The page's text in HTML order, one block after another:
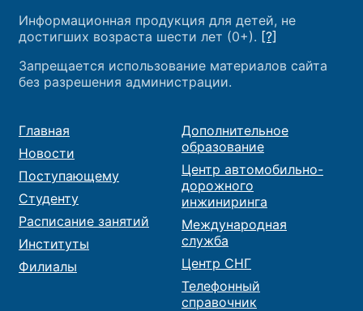
Информационная продукция для детей, не
достигших возраста шести лет (0+). [?]
Запрещается использование материалов сайта
без разрешения администрации.
Главная
Новости
Поступающему
Студенту
Расписание занятий
Институты
Филиалы
Дополнительное
образование
Центр автомобильно-
дорожного
инжиниринга
Международная
служба
Центр СНГ
Телефонный
справочник